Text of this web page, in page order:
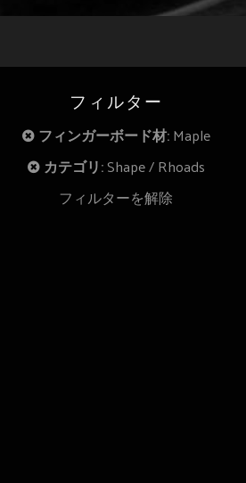
フィルター
フィンガーボード材:Maple
カテゴリ:Shape Rhoads
フィルターを解除